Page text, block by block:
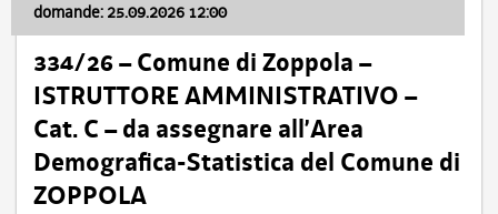
domande: 25.09.2026 12:00
334/26 – Comune di Zoppola –
ISTRUTTORE AMMINISTRATIVO –
Cat. C – da assegnare all’Area
Demografica-Statistica del Comune di
ZOPPOLA